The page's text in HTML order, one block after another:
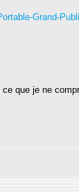
Grand-
que je ne